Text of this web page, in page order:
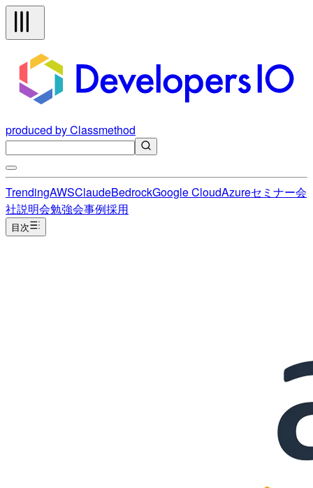
produced by Classmethod
TrendingAWSClaudeBedrockGoogle CloudAzureセミナー会
社説明会勉強会事例採用
目次